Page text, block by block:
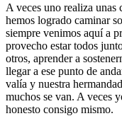
A veces uno realiza unas
hemos logrado caminar
siempre venimos aquí a
provecho estar todos
otros, aprender a
llegar a ese punto de
valía y nuestra
muchos se van. A veces
honesto consigo mismo.